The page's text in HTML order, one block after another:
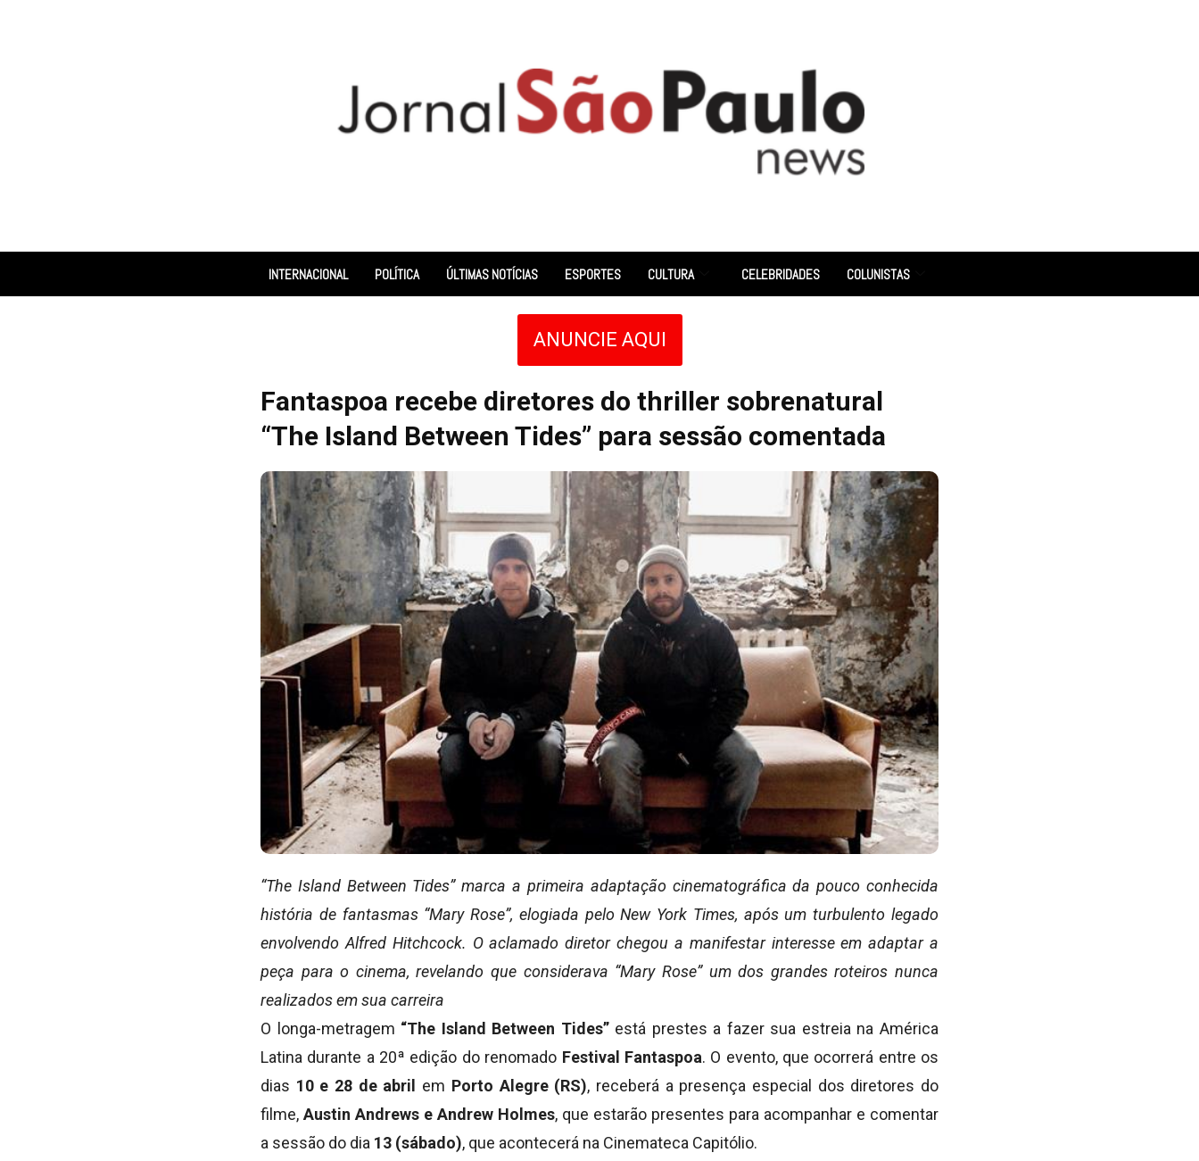
INTERNACIONAL POLÍTICA ÚLTIMAS NOTÍCIAS ESPORTES CULTURA CELEBRIDADES COLUNISTAS
ANUNCIE AQUI
Fantaspoa recebe diretores do thriller sobrenatural
“The Island Between Tides” para sessão comentada
“The Island Between Tides” marca a primeira adaptação cinematográfica da pouco conhecida
história de fantasmas “Mary Rose”, elogiada pelo New York Times, após um turbulento legado
envolvendo Alfred Hitchcock. O aclamado diretor chegou a manifestar interesse em adaptar a
peça para o cinema, revelando que considerava “Mary Rose” um dos grandes roteiros nunca
realizados em sua carreira
O longa-metragem “The Island Between Tides” está prestes a fazer sua estreia na América
Latina durante a 20ª edição do renomado Festival Fantaspoa. O evento, que ocorrerá entre os
dias 10 e 28 de abril em Porto Alegre (RS), receberá a presença especial dos diretores do
filme, Austin Andrews e Andrew Holmes, que estarão presentes para acompanhar e comentar
a sessão do dia 13 (sábado), que acontecerá na Cinemateca Capitólio.